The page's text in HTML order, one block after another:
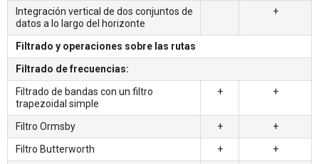
Integración vertical de dos conjuntos de
datos a lo largo del horizonte
+
Filtrado y operaciones sobre las rutas
Filtrado de frecuencias:
Filtrado de bandas con un filtro
trapezoidal simple
+ +
Filtro Ormsby +
+
Filtro Butterworth
+
+